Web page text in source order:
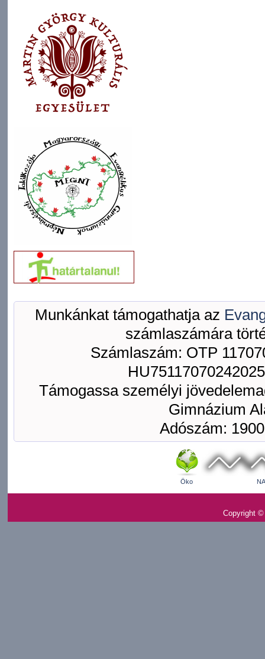
Munkánkat támogathatja az
számlaszámára
Számlaszám: OTP
Támogassa személyi
Gimnázium
Adószám:
Öko
Copyright